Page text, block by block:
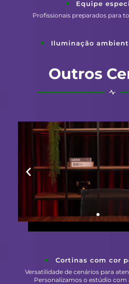
Equipe
Profissionais preparados para
Iluminação
Outros
Cortinas com cor
Versatilidade de cenários para
Personalizamos o estúdio com